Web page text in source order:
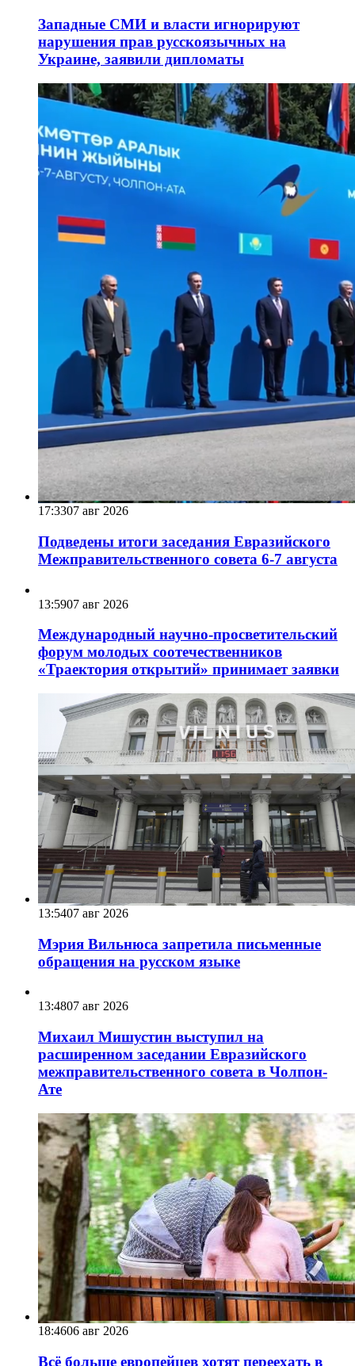
Западные СМИ и власти игнорируют
нарушения прав русскоязычных на
Украине, заявили дипломаты
17:3307 авг 2026
Подведены итоги заседания Евразийского
Межправительственного совета 6-7 августа
13:5907 авг 2026
Международный научно-просветительский
форум молодых соотечественников
«Траектория открытий» принимает заявки
13:5407 авг 2026
Мэрия Вильнюса запретила письменные
обращения на русском языке
13:4807 авг 2026
Михаил Мишустин выступил на
расширенном заседании Евразийского
межправительственного совета в Чолпон-
Ате
18:4606 авг 2026
Всё больше европейцев хотят переехать в